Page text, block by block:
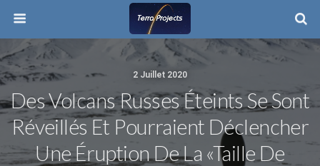
2 Juillet 2020
Des Volcans Russes Éteints Se Sont
Réveillés Et Pourraient Déclencher
Une Éruption De La «taille De